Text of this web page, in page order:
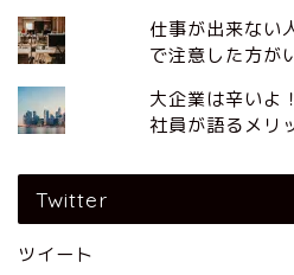
仕事が出来ない
で注意した方が
大企業は辛いよ
社員が語るメリ
Twitter
ツイート